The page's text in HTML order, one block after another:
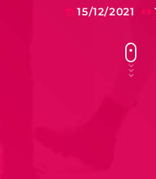
today 15/12/2021